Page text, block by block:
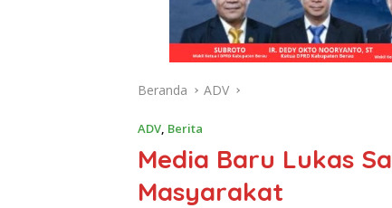
Beranda ADV
ADV, Berita
Media Baru Lukas
Masyarakat